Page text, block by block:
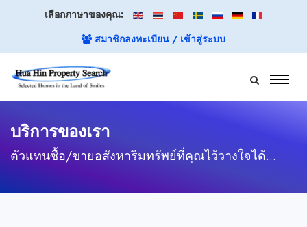
เลือกภาษาของคุณ:
สมาชิกลงทะเบียน / เข้าสู่ระบบ
บริการของเรา
ตัวแทนซื้อ/ขายอสังหาริมทรัพย์ที่คุณไว้วางใจได้...